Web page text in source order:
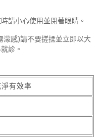
請小心使用並閉著眼睛。
濛感)請不要搓揉並立即以大
診。
有效率